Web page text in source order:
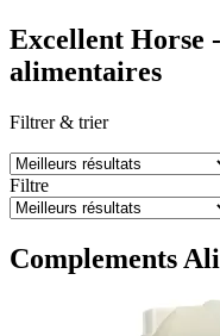
Excellent Horse
alimentaires
Filtrer & trier
Filtre
Complements